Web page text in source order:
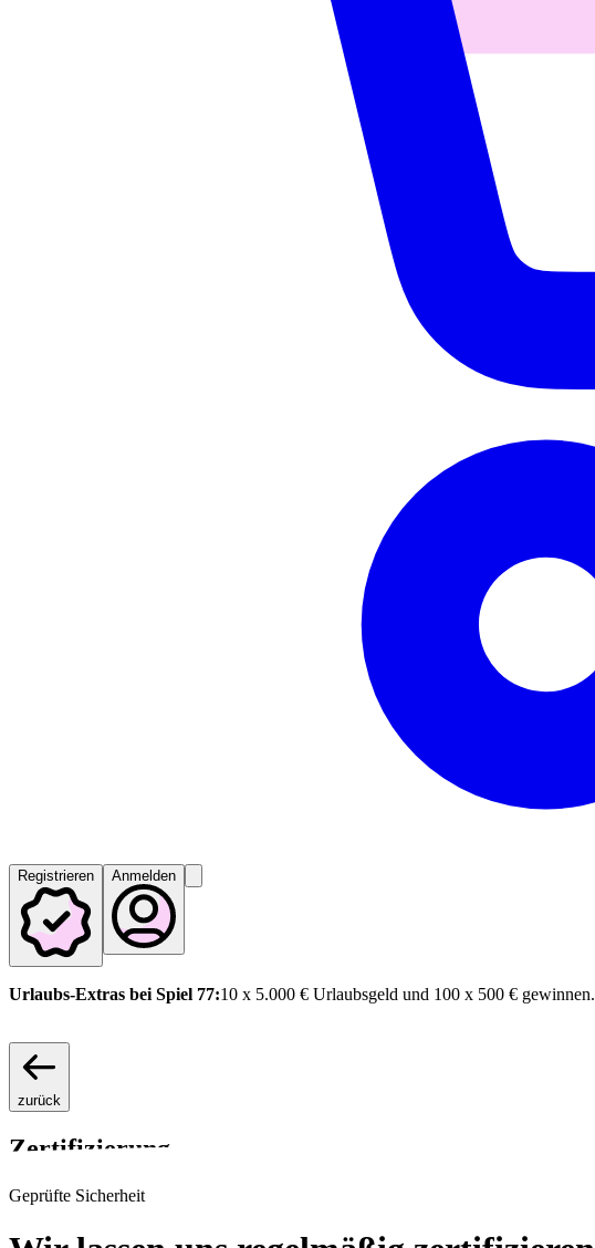
Registrieren Anmelden
Urlaubs-Extras bei Spiel 77:10 x 5.000 € Urlaubsgeld und 100 x 500 €
zurück
Zertifizierung
Geprüfte Sicherheit